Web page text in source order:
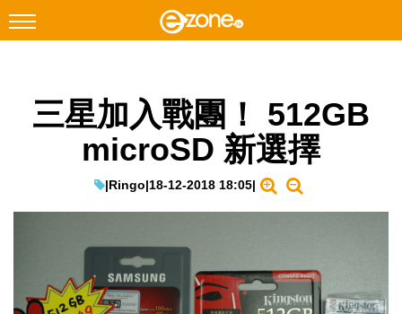
Facebook Instagram
遊戲動漫
EduTech
三星加入戰團！ 512GB
microSD 新選擇
|Ringo|18-12-2018 18:05|